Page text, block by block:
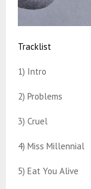
Tracklist
1) Intro
2) Problems
3) Cruel
4) Miss Millennial
5) Eat You Alive